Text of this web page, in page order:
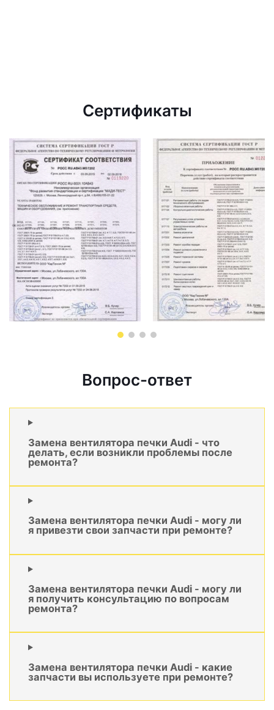
Сертификаты
Вопрос-ответ
Замена вентилятора печки Audi - что
делать, если возникли проблемы после
ремонта?
Замена вентилятора печки Audi - могу ли
я привезти свои запчасти при ремонте?
Замена вентилятора печки Audi - могу ли
я получить консультацию по вопросам
ремонта?
Замена вентилятора печки Audi - какие
запчасти вы используете при ремонте?